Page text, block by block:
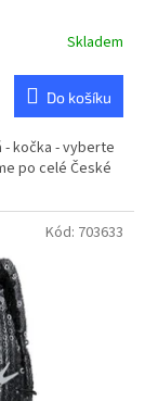
Skladem
Do košíku
kočka - vyberte
po celé České
Kód: 703633